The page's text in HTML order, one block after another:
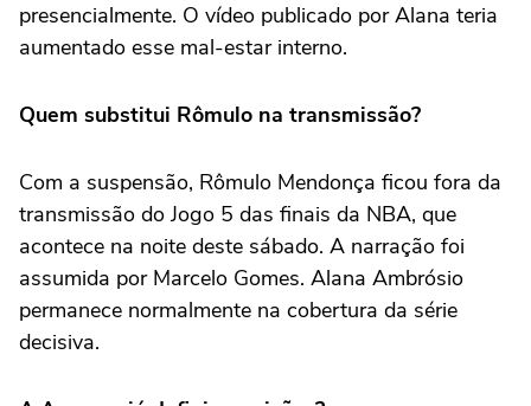
presencialmente. O vídeo publicado por Alana teria
aumentado esse mal-estar interno.
Quem substitui Rômulo na transmissão?
Com a suspensão, Rômulo Mendonça ficou fora da
transmissão do Jogo 5 das finais da NBA, que
acontece na noite deste sábado. A narração foi
assumida por Marcelo Gomes. Alana Ambrósio
permanece normalmente na cobertura da série
decisiva.